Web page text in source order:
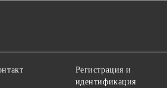
Регистрация и
идентификация